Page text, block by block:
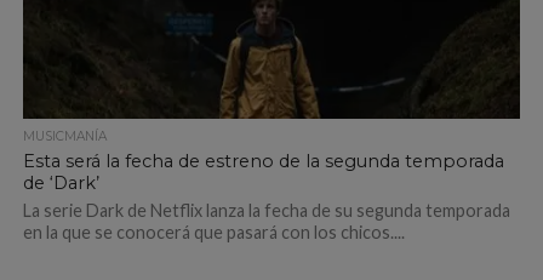
MUSICMANÍA
Esta será la fecha de estreno de la segunda temporada
de ‘Dark’
La serie Dark de Netflix lanza la fecha de su segunda temporada
en la que se conocerá que pasará con los chicos....